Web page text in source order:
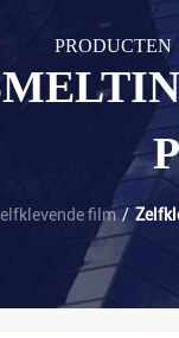
PRODUCTEN
film /